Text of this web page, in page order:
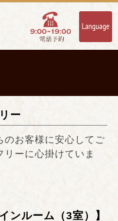
ー
のお客様に安心してご
ーに心掛けていま
ンルーム（3室）】